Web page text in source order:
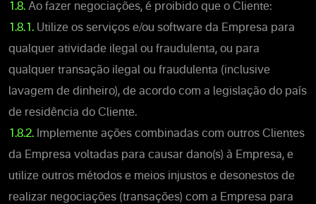
1.8. Ao fazer negociações, é proibido que o Cliente:
1.8.1. Utilize os serviços e/ou software da Empresa para
qualquer atividade ilegal ou fraudulenta, ou para
qualquer transação ilegal ou fraudulenta (inclusive
lavagem de dinheiro), de acordo com a legislação do país
de residência do Cliente.
1.8.2. Implemente ações combinadas com outros Clientes
da Empresa voltadas para causar dano(s) à Empresa, e
utilize outros métodos e meios injustos e desonestos de
realizar negociações (transações) com a Empresa para